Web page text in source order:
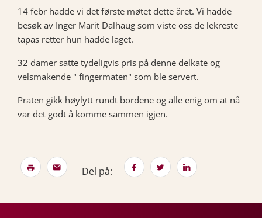
14 febr hadde vi det første møtet dette året. Vi hadde
besøk av Inger Marit Dalhaug som viste oss de lekreste
tapas retter hun hadde laget.
32 damer satte tydeligvis pris på denne delkate og
velsmakende " fingermaten" som ble servert.
Praten gikk høylytt rundt bordene og alle enig om at nå
var det godt å komme sammen igjen.
Del på: